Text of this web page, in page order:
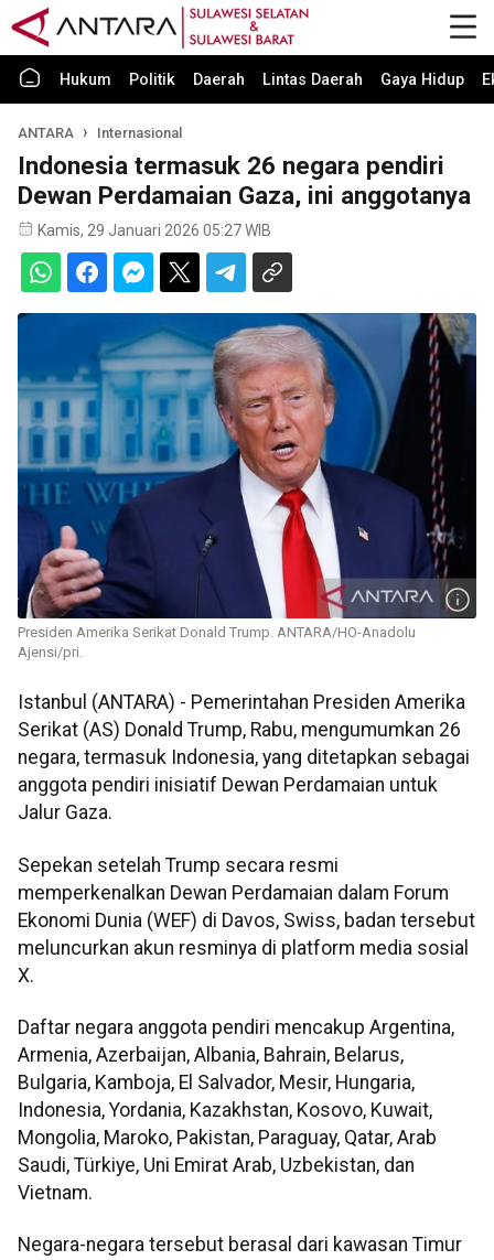
Hukum Politik Daerah Lintas Daerah Gaya Hidup
ANTARA Internasional
Indonesia termasuk 26 negara pendiri
Dewan Perdamaian Gaza, ini anggotanya
Kamis, 29 Januari 2026 05:27 WIB
Presiden Amerika Serikat Donald Trump. ANTARA/HO-Anadolu
Ajensi/pri.
Istanbul (ANTARA) - Pemerintahan Presiden Amerika
Serikat (AS) Donald Trump, Rabu, mengumumkan 26
negara, termasuk Indonesia, yang ditetapkan sebagai
anggota pendiri inisiatif Dewan Perdamaian untuk
Jalur Gaza.
Sepekan setelah Trump secara resmi
memperkenalkan Dewan Perdamaian dalam Forum
Ekonomi Dunia (WEF) di Davos, Swiss, badan tersebut
meluncurkan akun resminya di platform media sosial
X.
Daftar negara anggota pendiri mencakup Argentina,
Armenia, Azerbaijan, Albania, Bahrain, Belarus,
Bulgaria, Kamboja, El Salvador, Mesir, Hungaria,
Indonesia, Yordania, Kazakhstan, Kosovo, Kuwait,
Mongolia, Maroko, Pakistan, Paraguay, Qatar, Arab
Saudi, Türkiye, Uni Emirat Arab, Uzbekistan, dan
Vietnam.
Negara-negara tersebut berasal dari kawasan Timur